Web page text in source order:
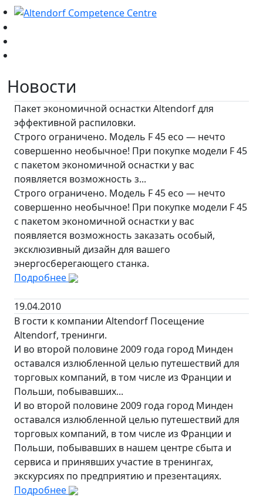
Новости
Пакет экономичной оснастки Altendorf для
эффективной распиловки.
Строго ограничено. Модель F 45 eco — нечто
совершенно необычное! При покупке модели F 45
с пакетом экономичной оснастки у вас
появляется возможность з...
Строго ограничено. Модель F 45 eco — нечто
совершенно необычное! При покупке модели F 45
с пакетом экономичной оснастки у вас
появляется возможность заказать особый,
эксклюзивный дизайн для вашего
энергосберегающего станка.
Подробнее
19.04.2010
В гости к компании Altendorf Посещение
Altendorf, тренинги.
И во второй половине 2009 года город Минден
оставался излюбленной целью путешествий для
торговых компаний, в том числе из Франции и
Польши, побывавших...
И во второй половине 2009 года город Минден
оставался излюбленной целью путешествий для
торговых компаний, в том числе из Франции и
Польши, побывавших в нашем центре сбыта и
сервиса и принявших участие в тренингах,
экскурсиях по предприятию и презентациях.
Подробнее